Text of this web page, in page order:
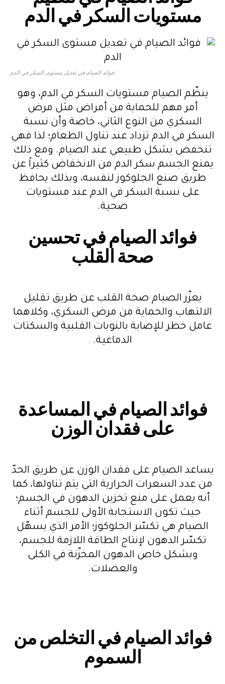
مستويات السكر في الدم
فوائد الصيام في تعديل مستوى السكر في الدم
ينظّم الصيام مستويات السكر في الدم، وهو
أمر مهم للحماية من أمراض مثل مرض
السكري من النوع الثاني، خاصة وأن نسبة
السكر في الدم تزداد عند تناول الطعام؛ لذا فهي
تنخفض بشكل طبيعي عند الصيام. ومع ذلك
يمنع الجسم سكر الدم من الانخفاض كثيراً عن
طريق صنع الجلوكوز لنفسه، وبذلك يحافظ
على نسبة السكر في الدم عند مستويات
صحية.
فوائد الصيام في تحسين
صحة القلب
يعزّز الصيام صحة القلب عن طريق تقليل
الالتهاب والحماية من مرض السكري، وكلاهما
عامل خطر للإصابة بالنوبات القلبية والسكتات
الدماغية.
فوائد الصيام في المساعدة
على فقدان الوزن
يساعد الصيام على فقدان الوزن عن طريق الحدّ
من عدد السعرات الحرارية التي يتم تناولها، كما
أنه يعمل على منع تخزين الدهون في الجسم؛
حيث تكون الاستجابة الأولى للجسم أثناء
الصيام هي تكسّر الجلوكوز؛ الأمر الذي يسهّل
تكسّر الدهون لإنتاج الطاقة اللازمة للجسم،
وبشكل خاص الدهون المخزّنة في الكلى
والعضلات.
فوائد الصيام في التخلص من
السموم